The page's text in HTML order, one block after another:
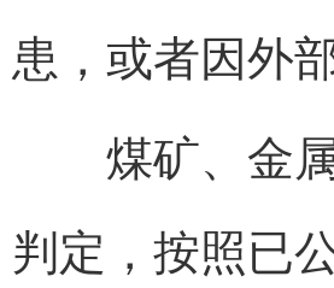
患，或者因外
煤矿、金属
判定，按照已